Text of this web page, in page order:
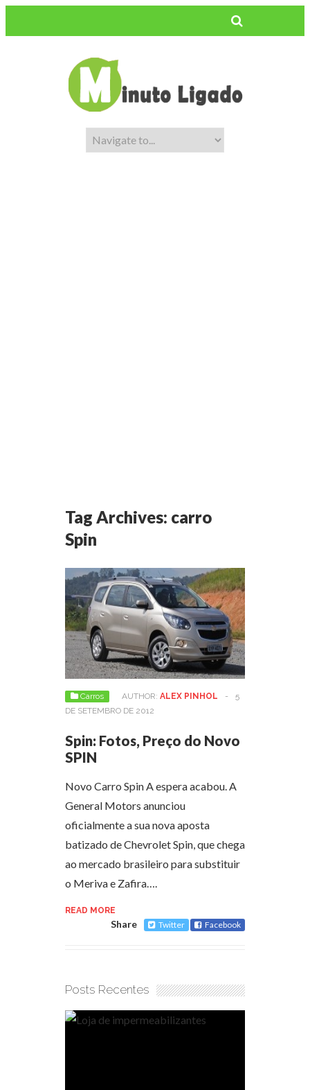
Tag Archives: carro
Spin
Carros AUTHOR: ALEX PINHOL -
5
DE SETEMBRO DE 2012
Spin: Fotos, Preço do Novo
SPIN
Novo Carro Spin A espera acabou. A
General Motors anunciou
oficialmente a sua nova aposta
batizado de Chevrolet Spin, que chega
ao mercado brasileiro para substituir
o Meriva e Zafira….
READ MORE
Share Twitter Facebook
Posts Recentes